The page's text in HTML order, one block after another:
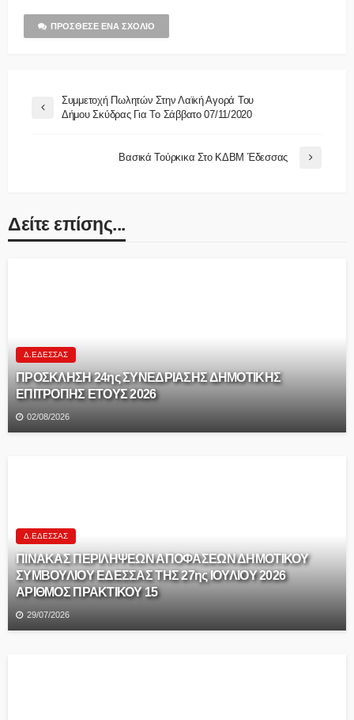
ΠΡΌΣΘΕΣΕ ΈΝΑ ΣΧΌΛΙΟ
Συμμετοχή Πωλητών Στην Λαϊκή Αγορά Του
Δήμου Σκύδρας Για Το Σάββατο 07/11/2020
Βασικά Τούρκικα Στο ΚΔΒΜ Έδεσσας
Δείτε επίσης...
Δ.ΈΔΕΣΣΑΣ
ΠΡΟΣΚΛΗΣΗ 24ης ΣΥΝΕΔΡΙΑΣΗΣ ΔΗΜΟΤΙΚΗΣ
ΕΠΙΤΡΟΠΗΣ ΕΤΟΥΣ 2026
02/08/2026
Δ.ΈΔΕΣΣΑΣ
ΠΙΝΑΚΑΣ ΠΕΡΙΛΗΨΕΩΝ ΑΠΟΦΑΣΕΩΝ ΔΗΜΟΤΙΚΟΥ
ΣΥΜΒΟΥΛΙΟΥ ΕΔΕΣΣΑΣ ΤΗΣ 27ης ΙΟΥΛΙΟΥ 2026
ΑΡΙΘΜΟΣ ΠΡΑΚΤΙΚΟΥ 15
29/07/2026